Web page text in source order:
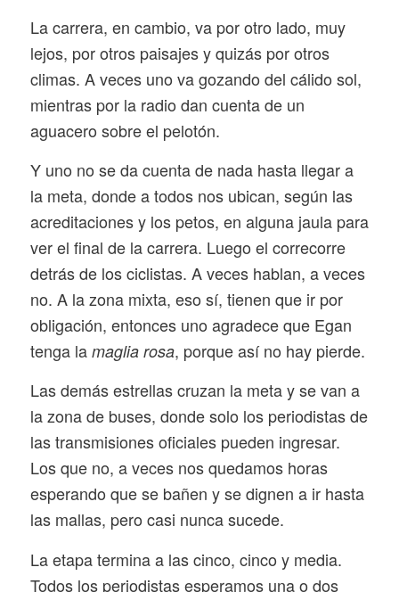
La carrera, en cambio, va por otro lado, muy
lejos, por otros paisajes y quizás por otros
climas. A veces uno va gozando del cálido sol,
mientras por la radio dan cuenta de un
aguacero sobre el pelotón.
Y uno no se da cuenta de nada hasta llegar a
la meta, donde a todos nos ubican, según las
acreditaciones y los petos, en alguna jaula para
ver el final de la carrera. Luego el correcorre
detrás de los ciclistas. A veces hablan, a veces
no. A la zona mixta, eso sí, tienen que ir por
obligación, entonces uno agradece que Egan
tenga la maglia rosa, porque así no hay pierde.
Las demás estrellas cruzan la meta y se van a
la zona de buses, donde solo los periodistas de
las transmisiones oficiales pueden ingresar.
Los que no, a veces nos quedamos horas
esperando que se bañen y se dignen a ir hasta
las mallas, pero casi nunca sucede.
La etapa termina a las cinco, cinco y media.
Todos los periodistas esperamos una o dos